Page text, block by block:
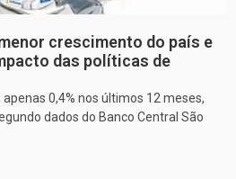
crescimento do país e
das políticas de
0,4% nos últimos 12 meses,
dados do Banco Central São